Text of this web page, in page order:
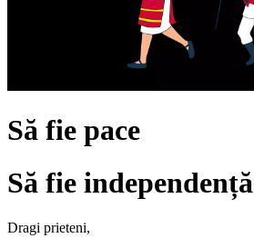
Să fie pace
Să fie independență
Dragi prieteni,